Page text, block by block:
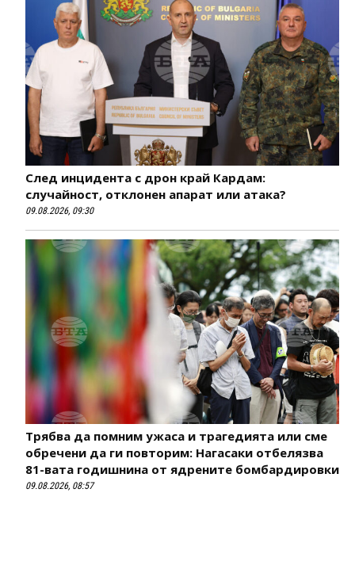
След инцидента с дрон край Кардам:
случайност, отклонен апарат или атака?
09.08.2026, 09:30
Трябва да помним ужаса и трагедията или сме
обречени да ги повторим: Нагасаки отбелязва
81-вата годишнина от ядрените бомбардировки
09.08.2026, 08:57